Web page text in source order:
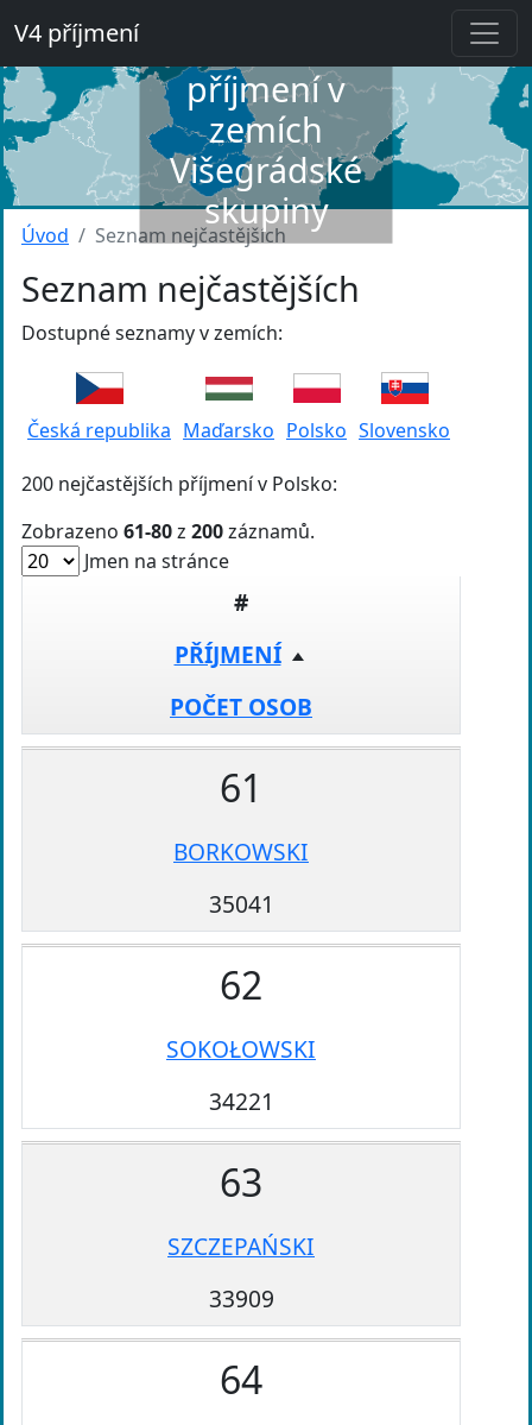
V4 příjmení
příjmení v
zemích
Višegrádské
skupiny
Úvod Seznam nejčastějších
Seznam nejčastějších
Dostupné seznamy v zemích:
Česká republika Maďarsko Polsko Slovensko
200 nejčastějších příjmení v Polsko:
Zobrazeno 61-80z 200záznamů.
Jmen na stránce
#
PŘÍJMENÍ
POČET OSOB
61
BORKOWSKI
35041
62
SOKOŁOWSKI
34221
63
SZCZEPAŃSKI
33909
64